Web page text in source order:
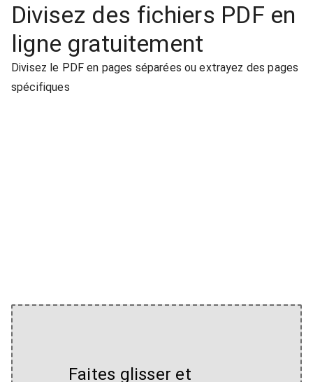
Divisez des fichiers PDF en
ligne gratuitement
Divisez le PDF en pages séparées ou extrayez des pages
spécifiques
Faites glisser et